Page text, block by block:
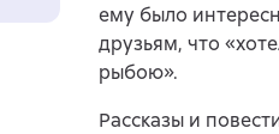
ему было
друзьям, что
рыбою».
Рассказы и